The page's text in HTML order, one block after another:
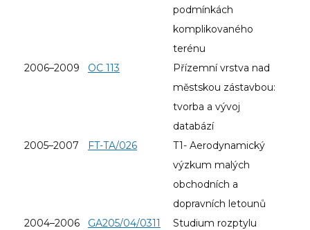
podmínkách
komplikovaného
terénu
2006–2009
OC 113
Přízemní vrstva nad
městskou zástavbou:
tvorba a vývoj
databází
2005–2007
FT-TA/026
T1- Aerodynamický
výzkum malých
obchodních a
dopravních letounů
2004–2006
GA205/04/0311
Studium rozptylu